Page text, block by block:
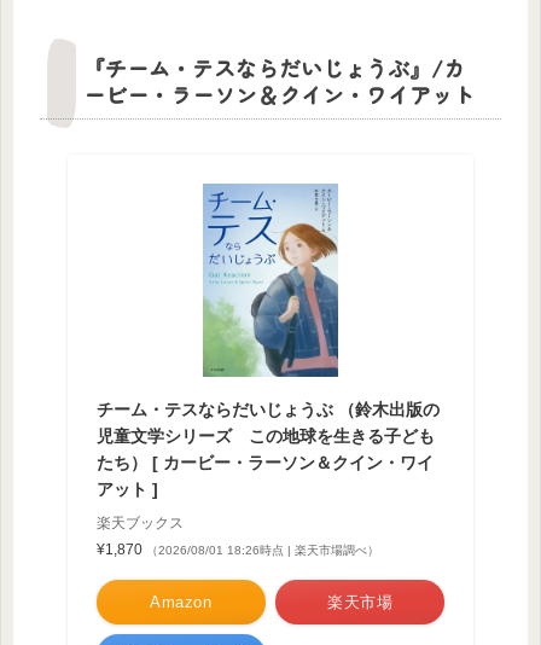
『チーム・テスならだいじょうぶ』/カ
ービー・ラーソン＆クイン・ワイアット
チーム・テスならだいじょうぶ （鈴木出版の
児童文学シリーズ この地球を生きる子ども
たち） [ カービー・ラーソン＆クイン・ワイ
アット ]
楽天ブックス
¥1,870
（2026/08/01 18:26時点 | 楽天市場調べ）
Amazon 楽天市場